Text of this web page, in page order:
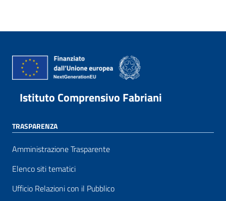
Istituto Comprensivo Fabriani
TRASPARENZA
Amministrazione Trasparente
Elenco siti tematici
Ufficio Relazioni con il Pubblico